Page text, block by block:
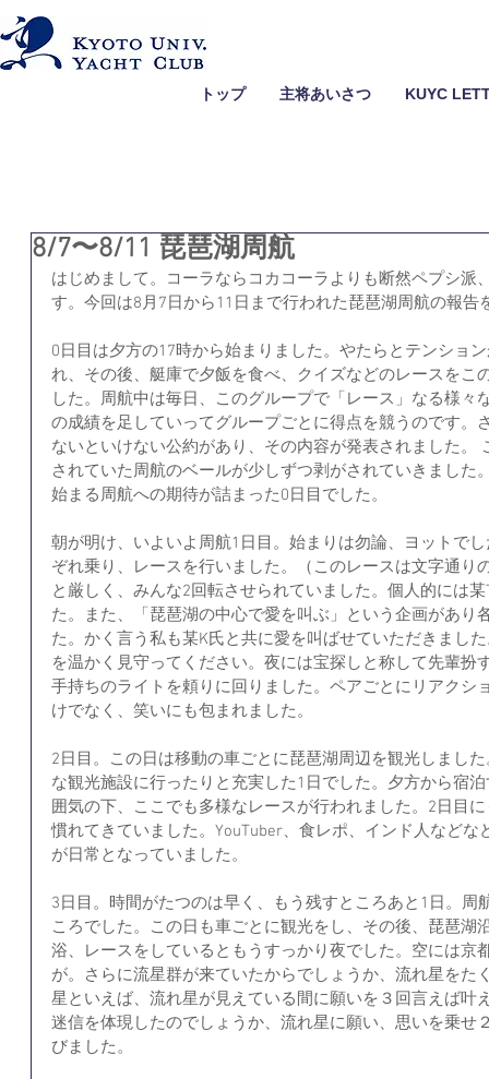
トップ 主将あいさつ KUYC
8/7〜8/11 琵琶湖周航
はじめまして。コーラならコカコーラよりも断然ペプシ派
す。今回は8月7日から11日まで行われた琵琶湖周航の報告
0日目は夕方の17時から始まりました。やたらとテンショ
れ、その後、艇庫で夕飯を食べ、クイズなどのレースをこ
した。周航中は毎日、このグループで「レース」なる様々
の成績を足していってグループごとに得点を競うのです。
ないといけない公約があり、その内容が発表されました。
されていた周航のベールが少しずつ剥がされていきました
始まる周航への期待が詰まった0日目でした。
朝が明け、いよいよ周航1日目。始まりは勿論、ヨットで
ぞれ乗り、レースを行いました。（このレースは文字通り
と厳しく、みんな2回転させられていました。個人的には
た。また、「琵琶湖の中心で愛を叫ぶ」という企画があり
た。かく言う私も某K氏と共に愛を叫ばせていただきまし
を温かく見守ってください。夜には宝探しと称して先輩扮
手持ちのライトを頼りに回りました。ペアごとにリアクシ
けでなく、笑いにも包まれました。
2日目。この日は移動の車ごとに琵琶湖周辺を観光しまし
な観光施設に行ったりと充実した1日でした。夕方から宿
囲気の下、ここでも多様なレースが行われました。2日目
慣れてきていました。YouTuber、食レポ、インド人など
が日常となっていました。
3日目。時間がたつのは早く、もう残すところあと1日。周
ころでした。この日も車ごとに観光をし、その後、琵琶湖
浴、レースをしているともうすっかり夜でした。空には京
が。さらに流星群が来ていたからでしょうか、流れ星をた
星といえば、流れ星が見えている間に願いを３回言えば叶
迷信を体現したのでしょうか、流れ星に願い、思いを乗せ
びました。